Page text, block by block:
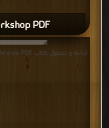
PDF
قراءة و تحميل كتاب Arduino: A Technical Reference PDF مجانا